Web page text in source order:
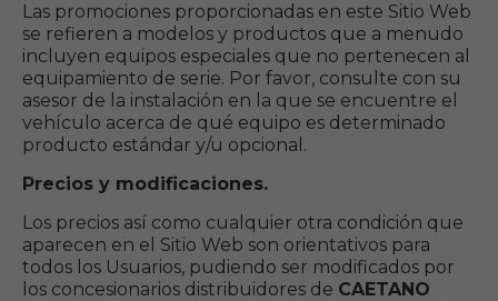
Comerciales
Taller
Renting
Dónde encontrarnos
Las promociones proporcionadas en este Sitio Web
se refieren a modelos y productos que a menudo
incluyen equipos especiales que no pertenecen al
equipamiento de serie. Por favor, consulte con su
asesor de la instalación en la que se encuentre el
vehículo acerca de qué equipo es determinado
producto estándar y/u opcional.
Precios y modificaciones.
Los precios así como cualquier otra condición que
aparecen en el Sitio Web son orientativos para
todos los Usuarios, pudiendo ser modificados por
los concesionarios distribuidores de CAETANO